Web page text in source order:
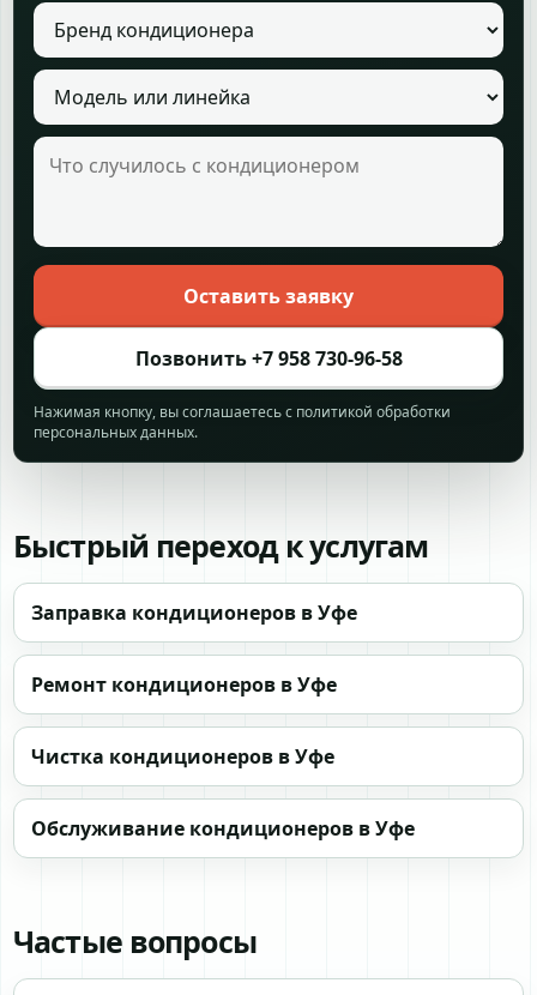
Бренд кондиционера
Модель кондиционера
Что случилось с кондиционером
Оставить заявку
Позвонить +7 958 730-96-58
Нажимая кнопку, вы соглашаетесь с политикой обработки
персональных данных.
Быстрый переход к услугам
Заправка кондиционеров в Уфе
Ремонт кондиционеров в Уфе
Чистка кондиционеров в Уфе
Обслуживание кондиционеров в Уфе
Частые вопросы